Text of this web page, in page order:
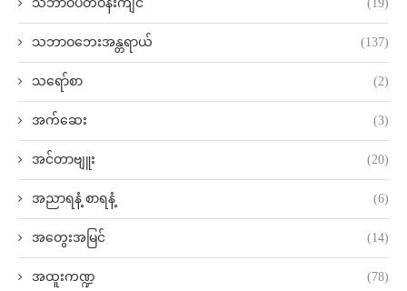
သဘာဝပတ်ဝန်းကျင် (19)
သဘာဝဘေးအန္တရာယ် (137)
သရော်စာ (2)
အက်ဆေး (3)
အင်တာဗျူး (20)
အညာရနံ့ စာရနံ့ (6)
အတွေးအမြင် (14)
အထူးကဏ္ဍ (78)